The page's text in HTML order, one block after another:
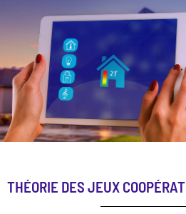
THÉORIE DES JEUX